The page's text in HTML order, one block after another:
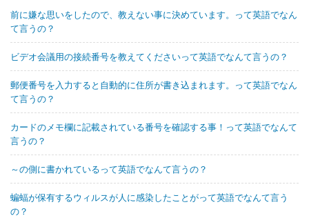
前に嫌な思いをしたので、教えない事に決めています。って英語でなん
て言うの？
ビデオ会議用の接続番号を教えてくださいって英語でなんて言うの？
郵便番号を入力すると自動的に住所が書き込まれます。って英語でなん
て言うの？
カードのメモ欄に記載されている番号を確認する事！って英語でなんて
言うの？
～の側に書かれているって英語でなんて言うの？
蝙蝠が保有するウィルスが人に感染したことがって英語でなんて言う
の？